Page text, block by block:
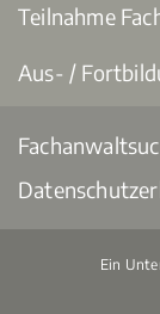
Teilnahme
Aus- /
Ein